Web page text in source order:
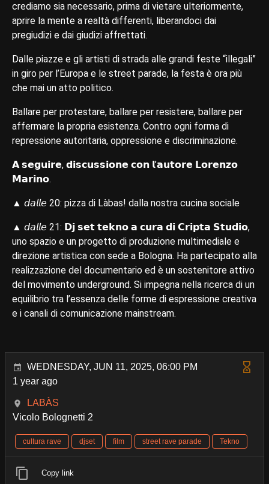
crediamo sia necessario, prima di vietare ulteriormente,
aprire la mente a realtà differenti, liberandoci dai
pregiudizi e dai giudizi affrettati.
Dalle piazze e gli artisti di strada alle grandi feste “illegali”
in giro per l’Europa e le street parade, la festa è ora più
che mai un atto politico.
Ballare per protestare, ballare per resistere, ballare per
affermare la propria esistenza. Contro ogni forma di
repressione autoritaria, oppressione e discriminazione.
𝗔 𝘀𝗲𝗴𝘂𝗶𝗿𝗲, 𝗱𝗶𝘀𝗰𝘂𝘀𝘀𝗶𝗼𝗻𝗲 𝗰𝗼𝗻 𝗹’𝗮𝘂𝘁𝗼𝗿𝗲 𝗟𝗼𝗿𝗲𝗻𝘇𝗼
𝗠𝗮𝗿𝗶𝗻𝗼.
▲ 𝘥𝘢𝘭𝘭𝘦 20: pizza di Làbas! dalla nostra cucina sociale
▲ 𝘥𝘢𝘭𝘭𝘦 21: 𝗗𝗷 𝘀𝗲𝘁 𝘁𝗲𝗸𝗻𝗼 𝗮 𝗰𝘂𝗿𝗮 𝗱𝗶 𝗖𝗿𝗶𝗽𝘁𝗮 𝗦𝘁𝘂𝗱𝗶𝗼,
uno spazio e un progetto di produzione multimediale e
direzione artistica con sede a Bologna. Ha partecipato alla
realizzazione del documentario ed è un sostenitore attivo
del movimento underground. Si impegna nella ricerca di un
equilibrio tra l’essenza delle forme di espressione creativa
e i canali di comunicazione mainstream.
WEDNESDAY, JUN 11, 2025, 06:00 PM
1 year ago
LABÀS
Vicolo Bolognetti 2
cultura rave djset film street rave parade Tekno
Copy link